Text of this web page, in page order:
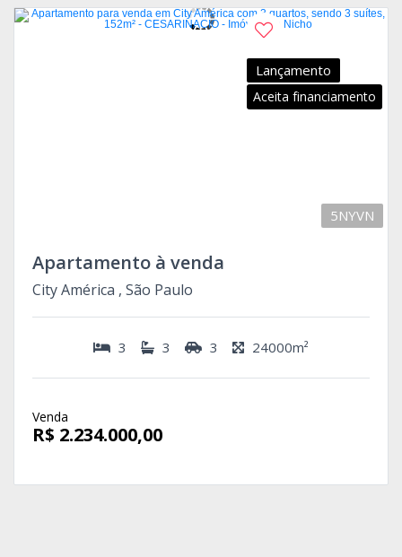
Lançamento
Aceita financiamento
5NYVN
Apartamento à venda
City América , São Paulo
3 3 3 24000m²
Venda
R$ 2.234.000,00